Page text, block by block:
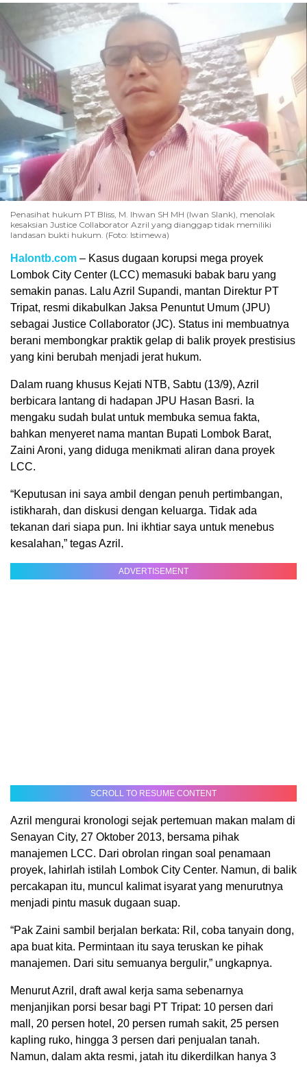
Penasihat hukum PT Bliss, M. Ihwan SH MH (Iwan Slank), menolak
kesaksian Justice Collaborator Azril yang dianggap tidak memiliki
landasan bukti hukum. (Foto: Istimewa)
Halontb.com – Kasus dugaan korupsi mega proyek
Lombok City Center (LCC) memasuki babak baru yang
semakin panas. Lalu Azril Supandi, mantan Direktur PT
Tripat, resmi dikabulkan Jaksa Penuntut Umum (JPU)
sebagai Justice Collaborator (JC). Status ini membuatnya
berani membongkar praktik gelap di balik proyek prestisius
yang kini berubah menjadi jerat hukum.
Dalam ruang khusus Kejati NTB, Sabtu (13/9), Azril
berbicara lantang di hadapan JPU Hasan Basri. Ia
mengaku sudah bulat untuk membuka semua fakta,
bahkan menyeret nama mantan Bupati Lombok Barat,
Zaini Aroni, yang diduga menikmati aliran dana proyek
LCC.
“Keputusan ini saya ambil dengan penuh pertimbangan,
istikharah, dan diskusi dengan keluarga. Tidak ada
tekanan dari siapa pun. Ini ikhtiar saya untuk menebus
kesalahan,” tegas Azril.
ADVERTISEMENT
SCROLL TO RESUME CONTENT
Azril mengurai kronologi sejak pertemuan makan malam di
Senayan City, 27 Oktober 2013, bersama pihak
manajemen LCC. Dari obrolan ringan soal penamaan
proyek, lahirlah istilah Lombok City Center. Namun, di balik
percakapan itu, muncul kalimat isyarat yang menurutnya
menjadi pintu masuk dugaan suap.
“Pak Zaini sambil berjalan berkata: Ril, coba tanyain dong,
apa buat kita. Permintaan itu saya teruskan ke pihak
manajemen. Dari situ semuanya bergulir,” ungkapnya.
Menurut Azril, draft awal kerja sama sebenarnya
menjanjikan porsi besar bagi PT Tripat: 10 persen dari
mall, 20 persen hotel, 20 persen rumah sakit, 25 persen
kapling ruko, hingga 3 persen dari penjualan tanah.
Namun, dalam akta resmi, jatah itu dikerdilkan hanya 3